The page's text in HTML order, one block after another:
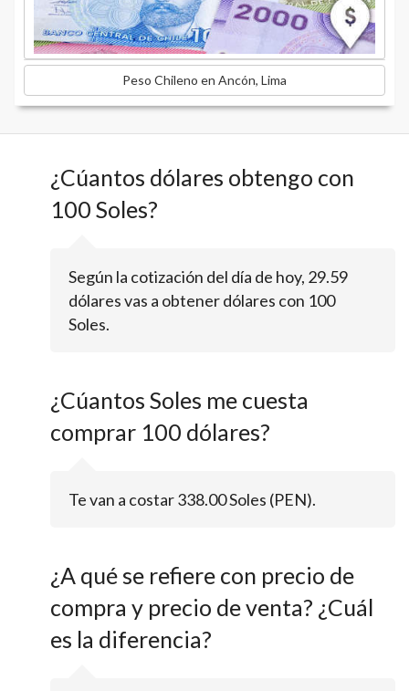
Peso Chileno en Ancón, Lima
¿Cúantos dólares obtengo con
100 Soles?
Según la cotización del día de hoy, 29.59
dólares vas a obtener dólares con 100
Soles.
¿Cúantos Soles me cuesta
comprar 100 dólares?
Te van a costar 338.00 Soles (PEN).
¿A qué se refiere con precio de
compra y precio de venta? ¿Cuál
es la diferencia?